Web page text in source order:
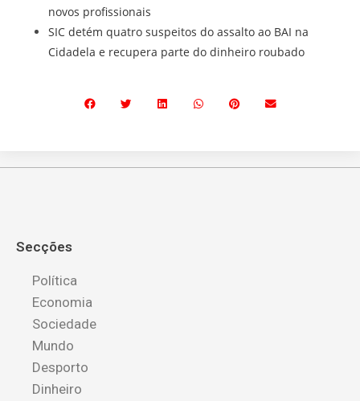
novos profissionais
SIC detém quatro suspeitos do assalto ao BAI na
Cidadela e recupera parte do dinheiro roubado
Secções
Política
Economia
Sociedade
Mundo
Desporto
Dinheiro